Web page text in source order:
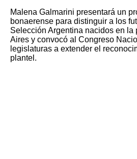
Malena Galmarini presentará un
bonaerense para distinguir a los
Selección Argentina nacidos en la
Aires y convocó al Congreso
legislaturas a extender el
plantel.